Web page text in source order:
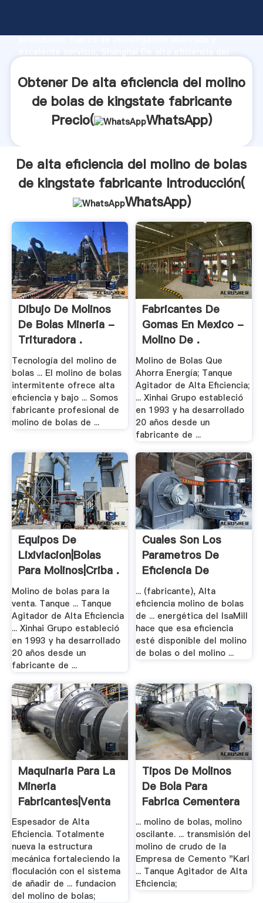
producción, fuerza de investigación avanzada y
crea el valor y aporta valores a todos los clientes.
Obtener De alta eficiencia del molino
de bolas de kingstate fabricante
Precio(
WhatsApp)
De alta eficiencia del molino de bolas
de kingstate fabricante Introducción(
WhatsApp)
Dibujo De Molinos
De Bolas Mineria -
Trituradora .
Tecnología del molino de
bolas ... El molino de bolas
intermitente ofrece alta
eficiencia y bajo ... Somos
fabricante profesional de
molino de bolas de ...
Fabricantes De
Gomas En Mexico -
Molino De .
Molino de Bolas Que
Ahorra Energía; Tanque
Agitador de Alta Eficiencia;
... Xinhai Grupo estableció
en 1993 y ha desarrollado
20 años desde un
fabricante de ...
Equipos De
Lixiviacion|bolas
Para Molinos|criba .
Molino de bolas para la
venta. Tanque ... Tanque
Agitador de Alta Eficiencia
... Xinhai Grupo estableció
en 1993 y ha desarrollado
20 años desde un
fabricante de ...
Cuales Son Los
Parametros De
Eficiencia De
Molino .
... (fabricante), Alta
eficiencia molino de bolas
de ... energética del IsaMill
hace que esa eficiencia
esté disponible del molino
de bolas o del molino ...
Maquinaria Para La
Mineria
Fabricantes|venta
De ...
Espesador de Alta
Eficiencia. Totalmente
nueva la estructura
mecánica fortaleciendo la
floculación con el sistema
de añadir de ... fundacion
del molino de bolas;
Tipos De Molinos
De Bola Para
Fabrica Cementera
.
... molino de bolas, molino
oscilante. ... transmisión del
molino de crudo de la
Empresa de Cemento "Karl
... Tanque Agitador de Alta
Eficiencia;